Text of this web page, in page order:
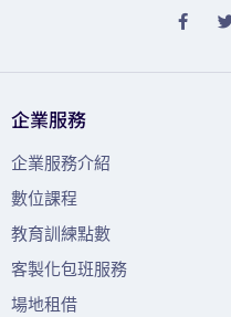
企業服務
企業服務介紹
數位課程
教育訓練點數
客製化包班服務
場地租借